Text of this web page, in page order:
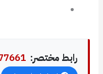
رابط مختصر: